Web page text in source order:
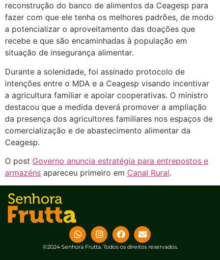
reconstrução do banco de alimentos da Ceagesp para
fazer com que ele tenha os melhores padrões, de modo
a potencializar o aproveitamento das doações que
recebe e que são encaminhadas à população em
situação de insegurança alimentar.
Durante a solenidade, foi assinado protocolo de
intenções entre o MDA e a Ceagesp visando incentivar
a agricultura familiar e apoiar cooperativas. O ministro
destacou que a medida deverá promover a ampliação
da presença dos agricultores familiares nos espaços de
comercialização e de abastecimento alimentar da
Ceagesp.
O post Governo anuncia estratégia para entrepostos e
armazéns apareceu primeiro em Canal Rural.
©2024 Senhora Frutta. Todos os direitos reservados.